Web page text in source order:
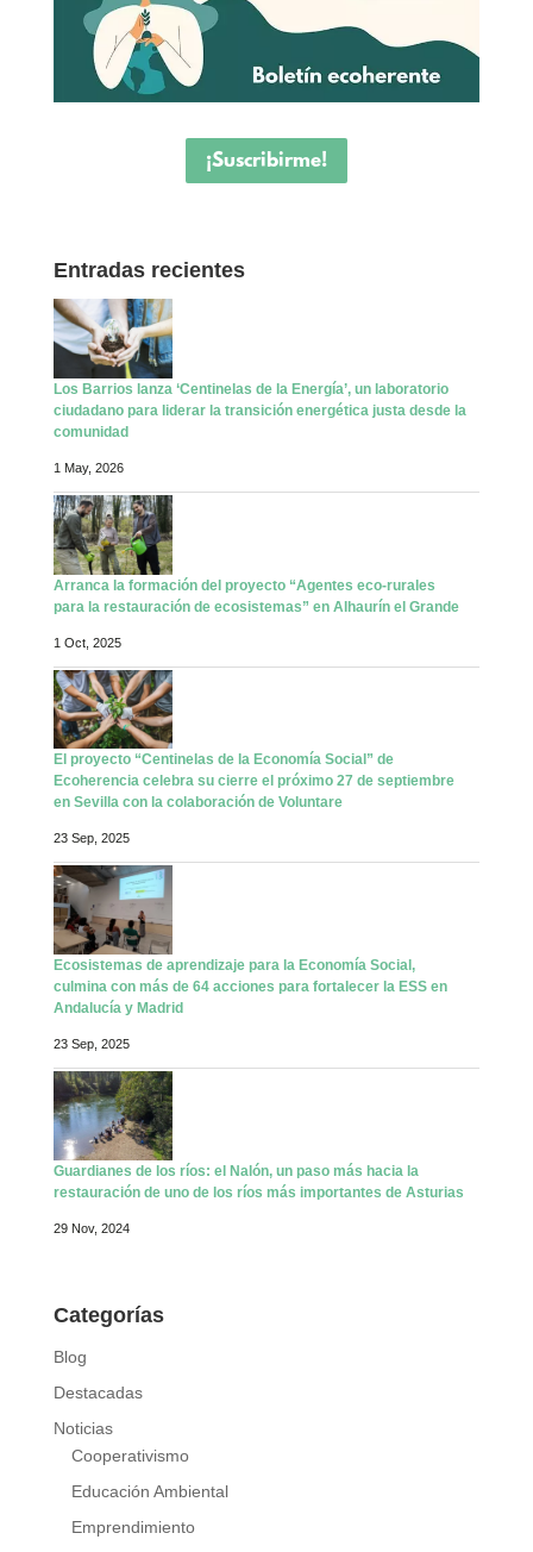
¡Suscribirme!
Entradas recientes
Los Barrios lanza ‘Centinelas de la Energía’, un laboratorio
ciudadano para liderar la transición energética justa desde la
comunidad
1 May, 2026
Arranca la formación del proyecto “Agentes eco-rurales
para la restauración de ecosistemas” en Alhaurín el Grande
1 Oct, 2025
El proyecto “Centinelas de la Economía Social” de
Ecoherencia celebra su cierre el próximo 27 de septiembre
en Sevilla con la colaboración de Voluntare
23 Sep, 2025
Ecosistemas de aprendizaje para la Economía Social,
culmina con más de 64 acciones para fortalecer la ESS en
Andalucía y Madrid
23 Sep, 2025
Guardianes de los ríos: el Nalón, un paso más hacia la
restauración de uno de los ríos más importantes de Asturias
29 Nov, 2024
Categorías
Blog
Destacadas
Noticias
Cooperativismo
Educación Ambiental
Emprendimiento